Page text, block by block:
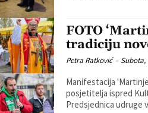
FOTO
tradiciju
Petra Ratković - Subota,
Manifestacija
posjetitelja ispred
Predsjednica udruge